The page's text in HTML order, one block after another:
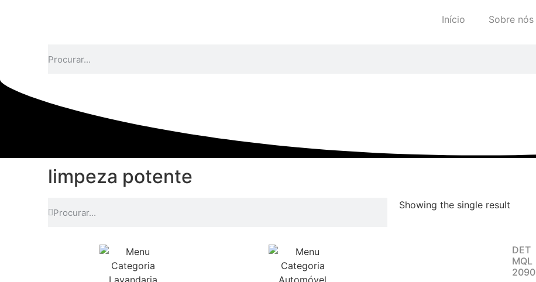
Início Sobre nós
limpeza potente
Showing the single result
DET
MQL
2090